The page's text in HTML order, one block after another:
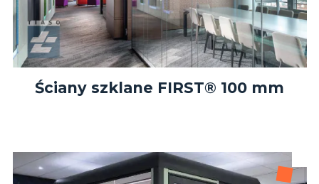
Ściany szklane FIRST® 100 mm